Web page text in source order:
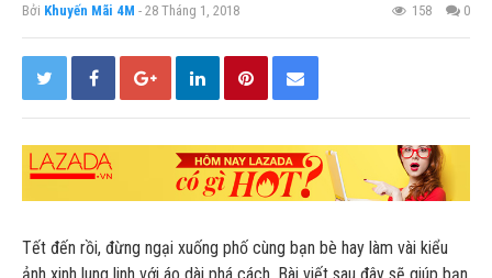
Bởi Khuyến Mãi 4M - 28 Tháng 1, 2018 158 0
Tết đến rồi, đừng ngại xuống phố cùng bạn bè hay làm vài kiểu